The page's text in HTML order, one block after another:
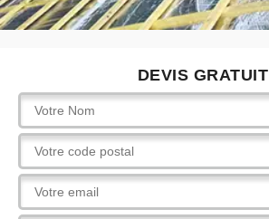
DEVIS GRATUIT